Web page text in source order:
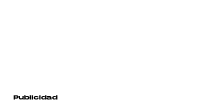
Publicidad